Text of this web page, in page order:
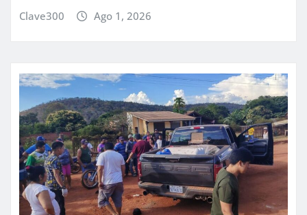
Clave300 Ago 1, 2026